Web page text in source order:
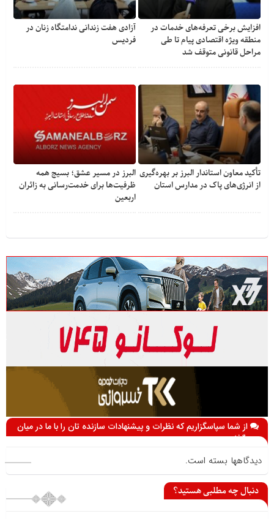
افزایش برخی تعرفه‌های خدمات در
منطقه ویژه اقتصادی پیام تا طی
مراحل قانونی متوقف شد
آزادی هفت زندانی ندامتگاه زنان در
فردیس
تأکید معاون استاندار البرز بر بهره‌گیری
از انرژی‌های پاک در مدارس استان
البرز در مسیر عشق؛ بسیج همه
ظرفیت‌ها برای خدمت‌رسانی به زائران
اربعین
از شما سپاسگزاریم که نظرات و پیشنهادات سازنده تان را با ما در میان
می گذارید
دیدگاهها بسته است.
دنبال چه مطلبی هستید؟